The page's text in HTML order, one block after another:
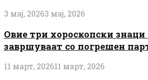
3 мај, 20263 мај, 2026
Овие три хороскопски знаци
завршуваат со погрешен
11 март, 202611 март, 2026